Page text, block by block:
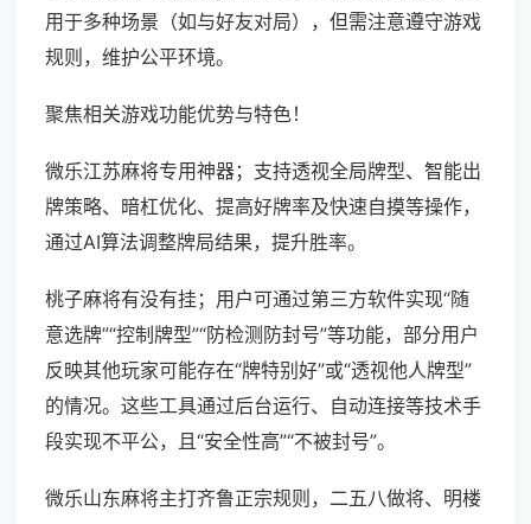
用于多种场景（如与好友对局），但需注意遵守游戏
规则，维护公平环境。
聚焦相关游戏功能优势与特色！
微乐江苏麻将专用神器；支持透视全局牌型、智能出
牌策略、暗杠优化、提高好牌率及快速自摸等操作，
通过AI算法调整牌局结果，提升胜率。
桃子麻将有没有挂；用户可通过第三方软件实现“随
意选牌”“控制牌型”“防检测防封号”等功能，部分用户
反映其他玩家可能存在“牌特别好”或“透视他人牌型”
的情况。这些工具通过后台运行、自动连接等技术手
段实现不平公，且“安全性高”“不被封号”。
微乐山东麻将主打齐鲁正宗规则，二五八做将、明楼